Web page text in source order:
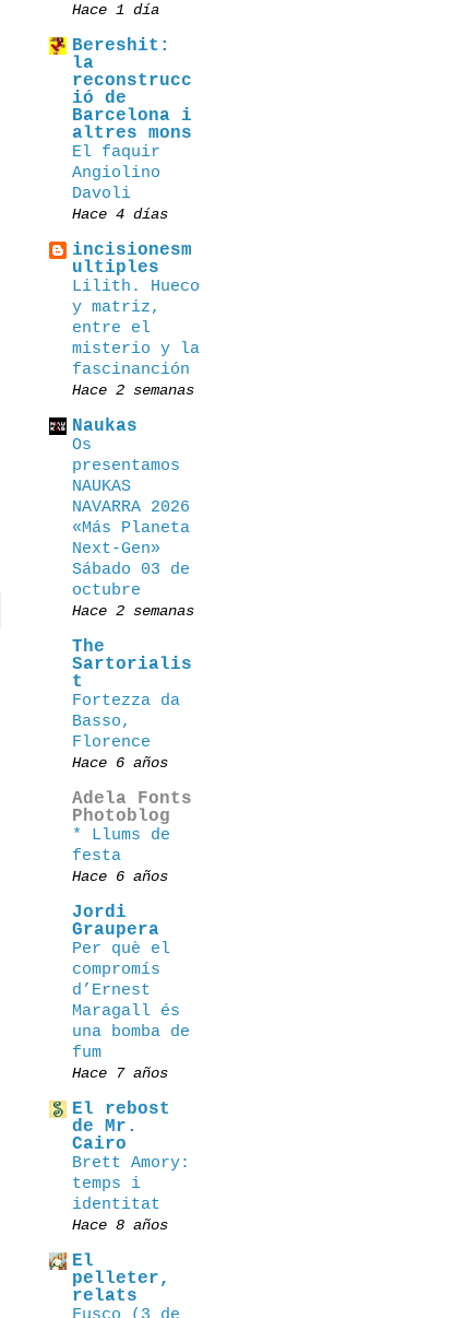
Hace 1 día
Bereshit:
la
reconstrucc
ió de
Barcelona i
altres mons
El faquir
Angiolino
Davoli
Hace 4 días
incisionesm
ultiples
Lilith. Hueco
y matriz,
entre el
misterio y la
fascinanción
Hace 2 semanas
Naukas
Os
presentamos
NAUKAS
NAVARRA 2026
«Más Planeta
Next-Gen»
Sábado 03 de
octubre
Hace 2 semanas
The
Sartorialis
t
Fortezza da
Basso,
Florence
Hace 6 años
Adela Fonts
Photoblog
* Llums de
festa
Hace 6 años
Jordi
Graupera
Per què el
compromís
d’Ernest
Maragall és
una bomba de
fum
Hace 7 años
El rebost
de Mr.
Cairo
Brett Amory:
temps i
identitat
Hace 8 años
El
pelleter,
relats